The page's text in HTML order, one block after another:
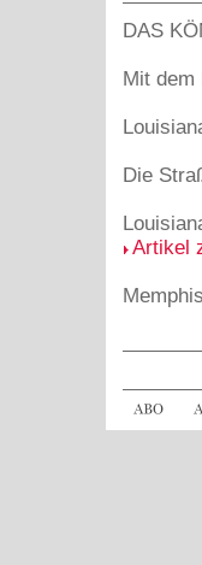
DAS
Mit dem
Die
Artikel